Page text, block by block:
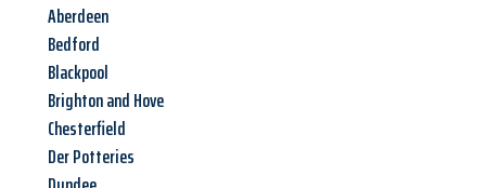
Aberdeen
Bedford
Blackpool
Brighton and Hove
Chesterfield
Der Potteries